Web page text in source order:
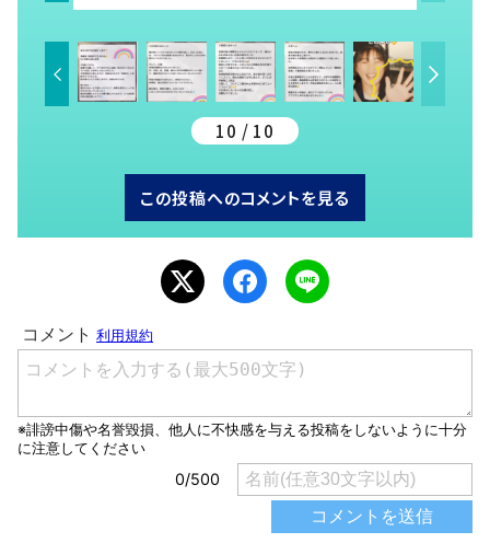
に…それで
も“夢”に向か
って進む女性
に迫る
10 / 10
この投稿へのコメントを見る